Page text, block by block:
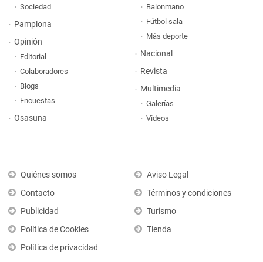
Sociedad
Pamplona
Opinión
Editorial
Colaboradores
Blogs
Encuestas
Osasuna
Balonmano
Fútbol sala
Más deporte
Nacional
Revista
Multimedia
Galerías
Vídeos
Quiénes somos
Contacto
Publicidad
Política de Cookies
Política de privacidad
Aviso Legal
Términos y condiciones
Turismo
Tienda